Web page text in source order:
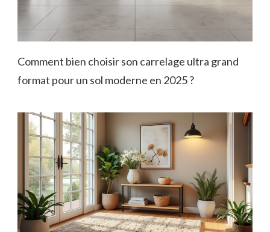
Comment bien choisir son carrelage ultra grand
format pour un sol moderne en 2025 ?